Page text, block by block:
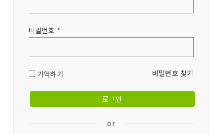
비밀번호 *
기억하기 비밀번호 찾기
or